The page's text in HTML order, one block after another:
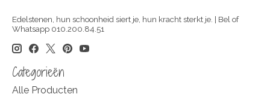
Edelstenen, hun schoonheid siert je, hun kracht sterkt je. | Bel of
Whatsapp 010.200.84.51
Categorieën
Alle Producten